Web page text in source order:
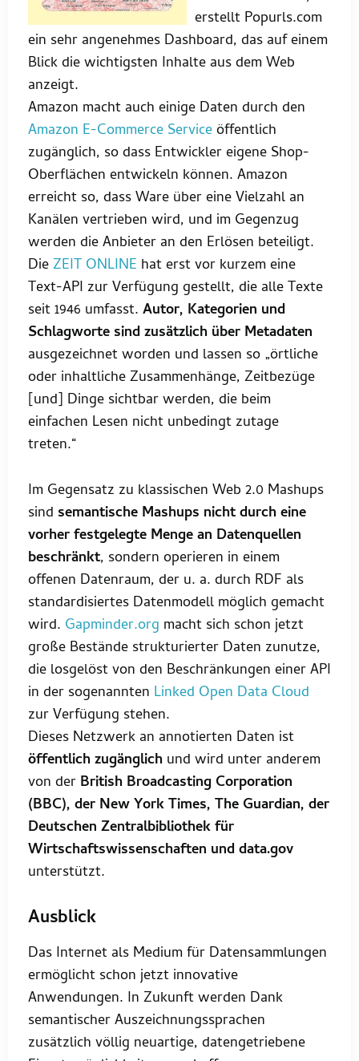
erstellt Popurls.com
ein sehr angenehmes Dashboard, das auf einem
Blick die wichtigsten Inhalte aus dem Web
anzeigt.
Amazon macht auch einige Daten durch den
Amazon E-Commerce Serviceöffentlich
zugänglich, so dass Entwickler eigene Shop-
Oberflächen entwickeln können. Amazon
erreicht so, dass Ware über eine Vielzahl an
Kanälen vertrieben wird, und im Gegenzug
werden die Anbieter an den Erlösen beteiligt.
DieZEIT ONLINE hat erst vor kurzem eine
Text-API zur Verfügung gestellt, die alle Texte
seit 1946 umfasst. Autor, Kategorien und
Schlagworte sind zusätzlich über Metadaten
ausgezeichnet worden und lassen so „örtliche
oder inhaltliche Zusammenhänge, Zeitbezüge
[und] Dinge sichtbar werden, die beim
einfachen Lesen nicht unbedingt zutage
treten.“
Im Gegensatz zu klassischen Web 2.0 Mashups
sind semantische Mashups nicht durch eine
vorher festgelegte Menge an Datenquellen
beschränkt, sondern operieren in einem
offenen Datenraum, der u. a. durch RDF als
standardisiertes Datenmodell möglich gemacht
wird. Gapminder.org macht sich schon jetzt
große Bestände strukturierter Daten zunutze,
die losgelöst von den Beschränkungen einer API
in der sogenannten Linked Open Data Cloud
zur Verfügung stehen.
Dieses Netzwerk an annotierten Daten ist
öffentlich zugänglich und wird unter anderem
von der British Broadcasting Corporation
(BBC), der New York Times, The Guardian, der
Deutschen Zentralbibliothek für
Wirtschaftswissenschaften und data.gov
unterstützt.
Ausblick
Das Internet als Medium für Datensammlungen
ermöglicht schon jetzt innovative
Anwendungen. In Zukunft werden Dank
semantischer Auszeichnungssprachen
zusätzlich völlig neuartige, datengetriebene